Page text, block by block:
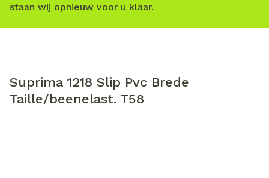
staan wij opnieuw voor u klaar.
Suprima 1218 Slip Pvc Brede
Taille/beenelast. T58